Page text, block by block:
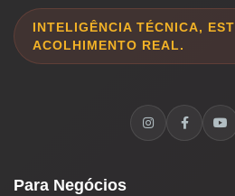
INTELIGÊNCIA TÉCNICA,
ACOLHIMENTO REAL.
Para Negócios